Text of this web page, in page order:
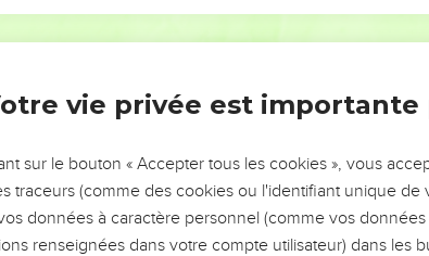
DE L’ANNÉE !
ÉVITER LES VOTRES ?
leur impact, leur foi ou leur vision. Mais on voit
difficiles qu'ils ont traversés, alors même que ce sont
vie privée est importante
sur le bouton « Accepter tous les cookies », vous
traceurs (comme des cookies ou l'identifiant unique de
données à caractère personnel (comme vos
renseignées dans votre compte utilisateur) dans les